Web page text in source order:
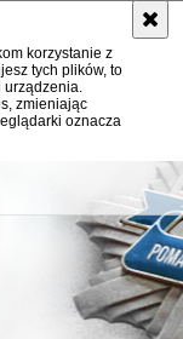
korzystanie z
tych plików, to
urządzenia.
zmieniając
oznacza